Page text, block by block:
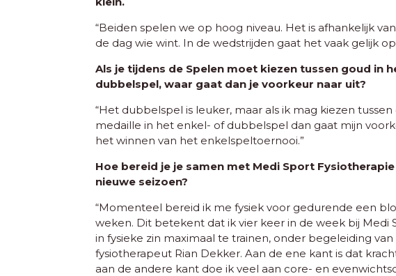
“Beiden spelen we op hoog niveau. Het is afhankelijk
de dag wie wint. In de wedstrijden gaat het vaak gelijk
Als je tijdens de Spelen moet kiezen tussen goud in
dubbelspel, waar gaat dan je voorkeur naar uit?
“Het dubbelspel is leuker, maar als ik mag kiezen
medaille in het enkel- of dubbelspel dan gaat mijn
het winnen van het enkelspeltoernooi.”
Hoe bereid je je samen met Medi Sport
nieuwe seizoen?
“Momenteel bereid ik me fysiek voor gedurende een
weken. Dit betekent dat ik vier keer in de week bij Medi
in fysieke zin maximaal te trainen, onder begeleiding van
fysiotherapeut Rian Dekker. Aan de ene kant is dat
aan de andere kant doe ik veel aan core- en